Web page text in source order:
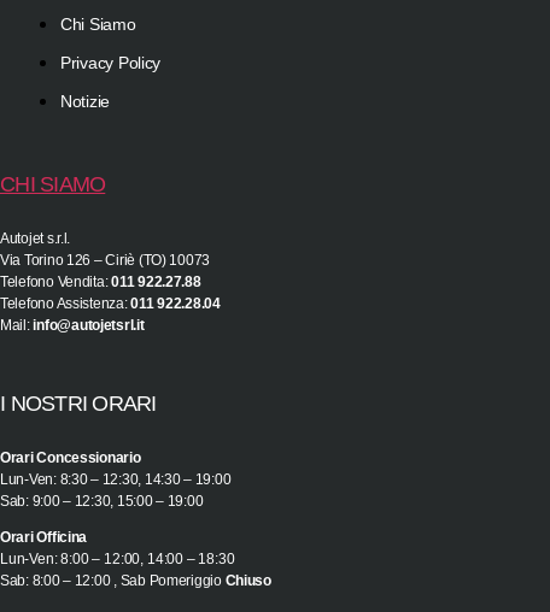
Chi Siamo
Privacy Policy
Notizie
CHI SIAMO
Autojet s.r.l.
Via Torino 126 – Ciriè (TO) 10073
Telefono Vendita:011 922.27.88
Telefono Assistenza:011 922.28.04
Mail:info@autojetsrl.it
I NOSTRI ORARI
Orari Concessionario
Lun-Ven: 8:30 – 12:30, 14:30 – 19:00
Sab: 9:00 – 12:30, 15:00 – 19:00
Orari Officina
Lun-Ven: 8:00 – 12:00, 14:00 – 18:30
Sab: 8:00 – 12:00 , Sab Pomeriggio Chiuso